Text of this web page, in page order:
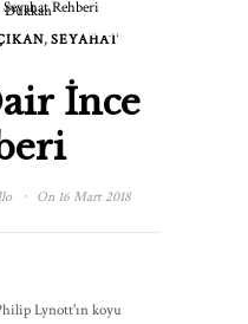
Dükkan
HAKKINDA
, SEYAHAT
İnce
· On 16 Mart 2018
Lynott'ın koyu